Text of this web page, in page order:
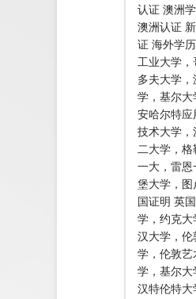
认证 澳洲
澳洲认证
证 海外学
工业大学，
多夫大学
学，基尔大
安哈尔特应
技术大学，
二大学，格
一大，雷恩
堡大学，图
国证明 英
学，约克大
汉大学，伦
学，伦敦艺
学，基尔大
汉特伦特大